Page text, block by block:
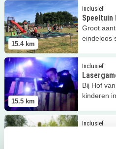
15.4 km
Inclusief
Speeltuin
Groot
eindeloos
Lees meer Speeltuin Beltrum
15.5 km
Inclusief
Bij Hof
kinderen
Lees meer Lasergamen met je
Inclusief
Bij Hof
Lees meer Hof van Eckberge